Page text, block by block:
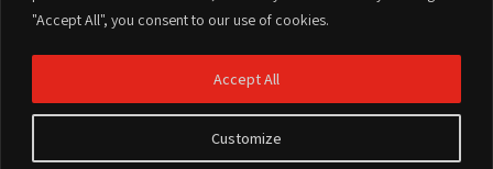
"Accept All", you consent to our use of cookies.
Customize
Accept All